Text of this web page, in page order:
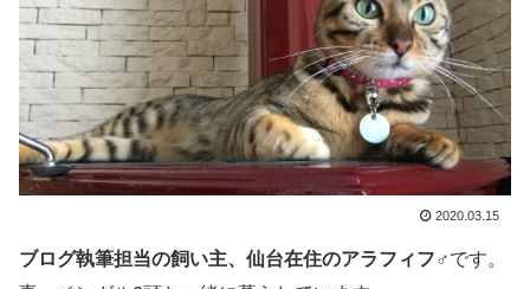
2020.03.15
ブログ執筆担当の飼い主、 仙台在住のアラフィフ♂です。